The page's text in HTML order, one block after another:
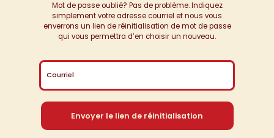
Mot de passe oublié? Pas de problème. Indiquez
simplement votre adresse courriel et nous vous
enverrons un lien de réinitialisation de mot de passe
qui vous permettra d’en choisir un nouveau.
Courriel
Envoyer le lien de réinitialisation
Changerdesvies,un
chienàlafois.
Changer des vies, unchien
à la fois.
Nemanquez rien,
Ne manquez rien,suivez-
nous sur lesréseaux